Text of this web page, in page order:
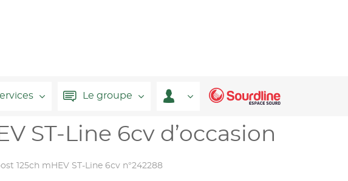
Le groupe
ST-Line 6cv d’occasion
125ch mHEV ST-Line 6cv n°242288